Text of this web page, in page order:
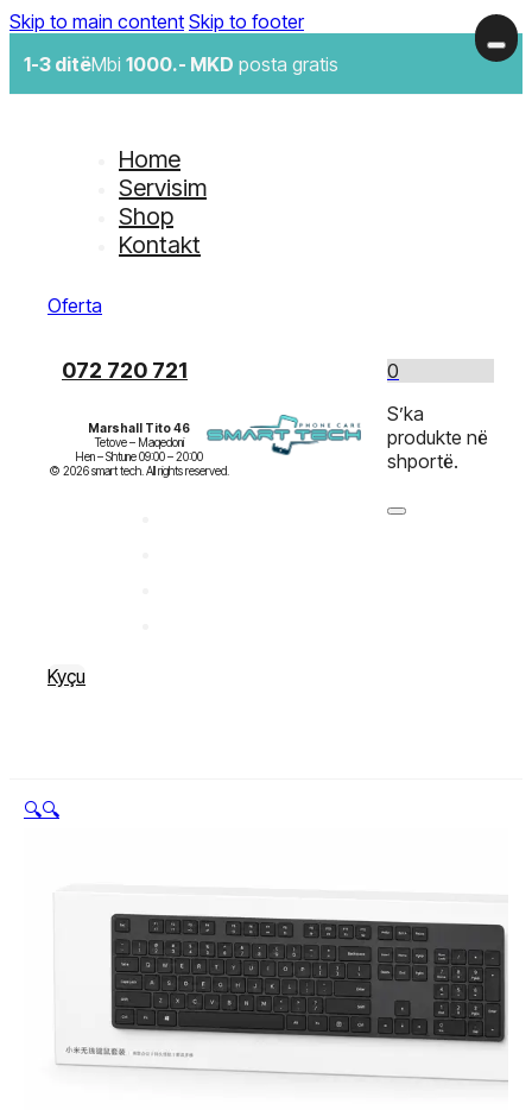
Skip to main content Skip to footer
1-3 ditëMbi 1000.- MKD posta gratis
Home
Servisim
Shop
Kontakt
Oferta
072 720 721
Marshall Tito 46
Tetove – Maqedoni
Hen – Shtune 09:00 – 20:00
Kyçu
0
S’ka
produkte në
shportë.
🔍🔍